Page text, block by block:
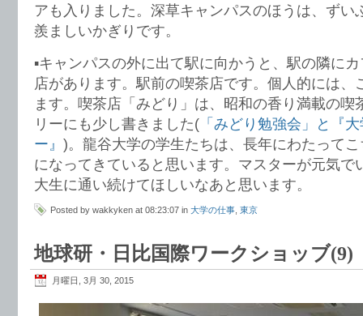
アも入りました。深草キャンパスのほうは、ずい
羨ましいかぎりです。
▪︎キャンパスの外に出て駅に向かうと、駅の隣に
店があります。駅前の喫茶店です。個人的には、
ます。喫茶店「みどり」は、昭和の香り満載の喫
リーにも少し書きました( 「みどり勉強会」と『
ー』 )。龍谷大学の学生たちは、長年にわたって
になってきていると思います。マスターが元気で
大生に通い続けてほしいなあと思います。
Posted by wakkyken at 08:23:07 in 大学の仕事 東京
地球研・日比国際ワークショッブ(9)
月曜日, 3月 30, 2015